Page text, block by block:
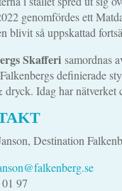
genomfördes ett
blivit så uppskattad
Skafferi samordnas
definierade
dryck. Idag har nätverket
Destination
97